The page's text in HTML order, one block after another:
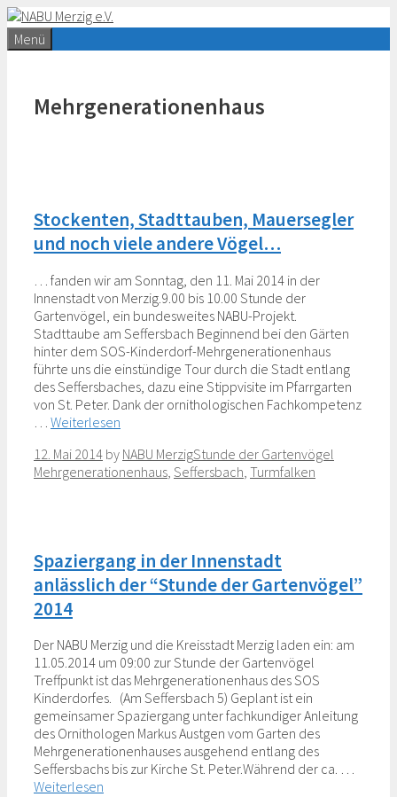
Zum
Inhalt
springen
Menü
Mehrgenerationenhaus
Stockenten, Stadttauben, Mauersegler
und noch viele andere Vögel…
… fanden wir am Sonntag, den 11. Mai 2014 in der
Innenstadt von Merzig.9.00 bis 10.00 Stunde der
Gartenvögel, ein bundesweites NABU-Projekt.
Stadttaube am Seffersbach Beginnend bei den Gärten
hinter dem SOS-Kinderdorf-Mehrgenerationenhaus
führte uns die einstündige Tour durch die Stadt entlang
des Seffersbaches, dazu eine Stippvisite im Pfarrgarten
von St. Peter. Dank der ornithologischen Fachkompetenz
Weiterlesen
12. Mai 2014 by NABU MerzigCategories
Stunde der Gartenvögel
Mehrgenerationenhaus Seffersbach Turmfalken
Spaziergang in der Innenstadt
anlässlich der “Stunde der Gartenvögel”
2014
Der NABU Merzig und die Kreisstadt Merzig laden ein: am
11.05.2014 um 09:00 zur Stunde der Gartenvögel
Treffpunkt ist das Mehrgenerationenhaus des SOS
Kinderdorfes. (Am Seffersbach 5) Geplant ist ein
gemeinsamer Spaziergang unter fachkundiger Anleitung
des Ornithologen Markus Austgen vom Garten des
Mehrgenerationenhauses ausgehend entlang des
Seffersbachs bis zur Kirche St. Peter.Während der ca. …
Weiterlesen